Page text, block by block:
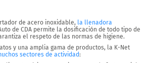
de acero inoxidable, la llenadora
de CDA permite la dosificación de todo tipo de
el respeto de las normas de higiene.
y una amplia gama de productos, la K-Net
sectores de actividad: